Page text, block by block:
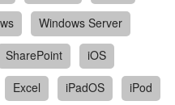
Windows Server
SharePoint
iOS
Excel iPadOS
iPod